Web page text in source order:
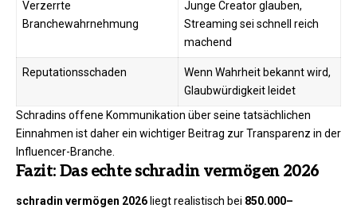
Verzerrte
Branchewahrnehmung
Junge Creator glauben,
Streaming sei schnell reich
machend
Reputationsschaden
Wenn Wahrheit bekannt wird,
Glaubwürdigkeit leidet
Schradins offene Kommunikation über seine tatsächlichen
Einnahmen ist daher ein wichtiger Beitrag zur Transparenz in der
Influencer-Branche.
Fazit: Das echte schradin vermögen 2026
schradin vermögen 2026 liegt realistisch bei 850.000–